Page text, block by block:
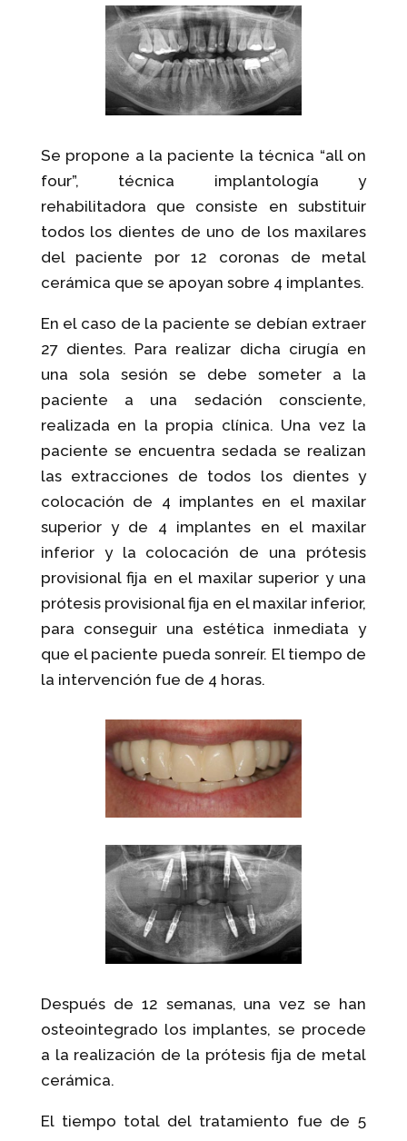
Se propone a la paciente la técnica “all on
four”, técnica implantología y
rehabilitadora que consiste en substituir
todos los dientes de uno de los maxilares
del paciente por 12 coronas de metal
cerámica que se apoyan sobre 4 implantes.
En el caso de la paciente se debían extraer
27 dientes. Para realizar dicha cirugía en
una sola sesión se debe someter a la
paciente a una sedación consciente,
realizada en la propia clínica. Una vez la
paciente se encuentra sedada se realizan
las extracciones de todos los dientes y
colocación de 4 implantes en el maxilar
superior y de 4 implantes en el maxilar
inferior y la colocación de una prótesis
provisional fija en el maxilar superior y una
prótesis provisional fija en el maxilar inferior,
para conseguir una estética inmediata y
que el paciente pueda sonreír. El tiempo de
la intervención fue de 4 horas.
Después de 12 semanas, una vez se han
osteointegrado los implantes, se procede
a la realización de la prótesis fija de metal
cerámica.
El tiempo total del tratamiento fue de 5